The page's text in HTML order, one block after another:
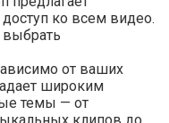
ко всем видео.
выбрать
от ваших
широким
темы — от